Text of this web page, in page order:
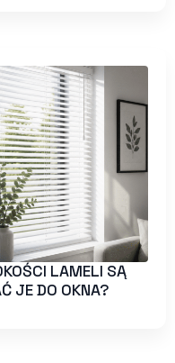
LAMELI SĄ
JE DO OKNA?